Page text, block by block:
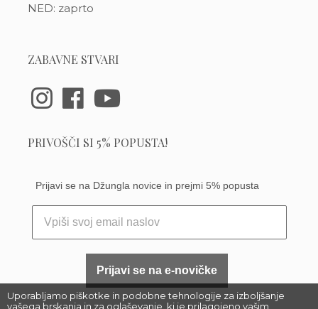
Uporabljamo piškotke in podobne tehnologije za izboljšanje
vašega brskanja in za oglaševanje, ki je prilagojeno vašim
NED: zaprto
ZABAVNE STVARI
PRIVOŠČI SI 5% POPUSTA!
Prijavi se na Džungla novice in prejmi 5% popusta
Prijavi se na e-novičke